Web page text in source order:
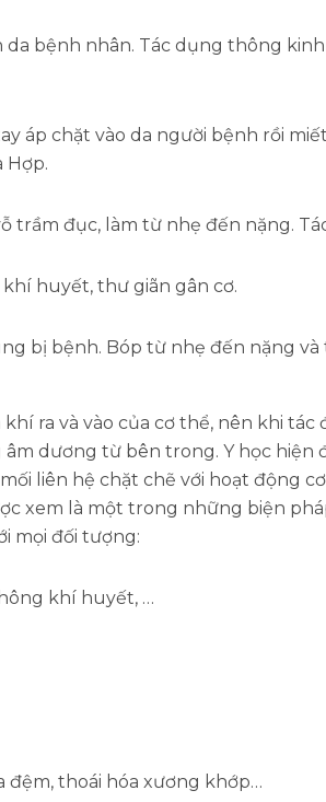
bệnh nhân. Tác dụng thông
áp chặt vào da người bệnh rồi
Hợp.
trầm đục, làm từ nhẹ đến nặng.
huyết, thư giãn gân cơ.
bị bệnh. Bóp từ nhẹ đến nặng
ra và vào của cơ thể, nên khi
dương từ bên trong. Y học
liên hệ chặt chẽ với hoạt động
xem là một trong những biện
mọi đối tượng:
khí huyết, …
đệm, thoái hóa xương khớp…